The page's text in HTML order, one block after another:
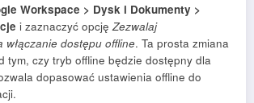
Workspace > Dysk i Dokumenty >
i zaznaczyć opcjęZezwalaj
włączanie dostępu offline. Ta prosta zmiana
tym, czy tryb offline będzie dostępny dla
dopasować ustawienia offline do